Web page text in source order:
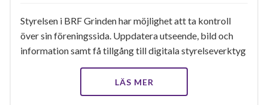
Styrelsen i BRF Grinden har möjlighet att ta kontroll
över sin föreningssida. Uppdatera utseende, bild och
information samt få tillgång till digitala styrelseverktyg
LÄS MER